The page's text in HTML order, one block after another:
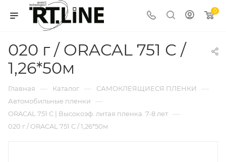
0
020 г / ORACAL 751 С /
1,26*50м
Главная — Каталог — САМОКЛЕЯЩИЕСЯ ПЛЕНКИ —
Автомобильные пленки —
ORACAL 751 C | Высокоэф. литая пленка. 7-8 лет —
020 г / ORACAL 751 С / 1,26*50м